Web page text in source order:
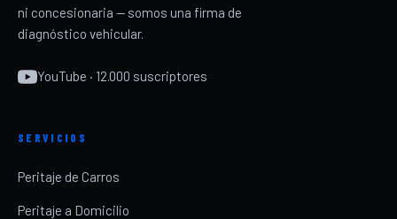
ni concesionaria — somos una firma de
diagnóstico vehicular.
YouTube · 12.000 suscriptores
SERVICIOS
Peritaje de Carros
Peritaje a Domicilio